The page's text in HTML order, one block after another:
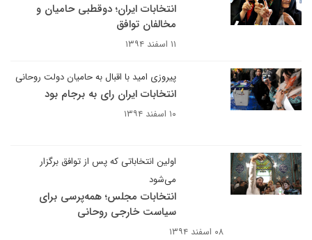
انتخابات ایران؛ دوقطبی حامیان و
مخالفان توافق
۱۱ اسفند ۱۳۹۴
پیروزی امید با اقبال به حامیان دولت روحانی
انتخابات ایران رای به برجام بود
۱۰ اسفند ۱۳۹۴
اولین انتخاباتی که پس از توافق برگزار
می‌شود
انتخابات مجلس؛ همه‌پرسی برای
سیاست خارجی روحانی
۰۸ اسفند ۱۳۹۴